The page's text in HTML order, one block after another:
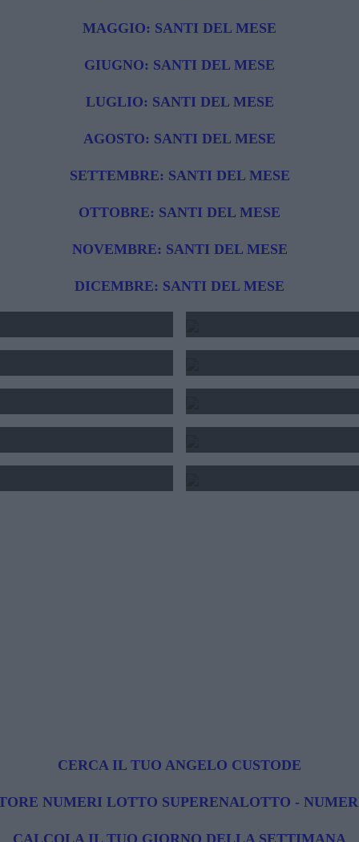
MAGGIO: SANTI DEL MESE
GIUGNO: SANTI DEL MESE
LUGLIO: SANTI DEL MESE
AGOSTO: SANTI DEL MESE
SETTEMBRE: SANTI DEL MESE
OTTOBRE: SANTI DEL MESE
NOVEMBRE: SANTI DEL MESE
DICEMBRE: SANTI DEL MESE
2025 -
CERCA IL TUO ANGELO CUSTODE
NUMERI LOTTO SUPERENALOTTO -
CALCOLA IL TUO GIORNO DELLA SETTIMANA